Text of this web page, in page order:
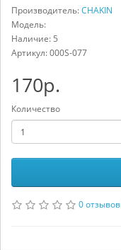
Производитель:CHAKIN
Модель:
Наличие: 5
Артикул:000S-077
170р.
Количество
0 отзывов